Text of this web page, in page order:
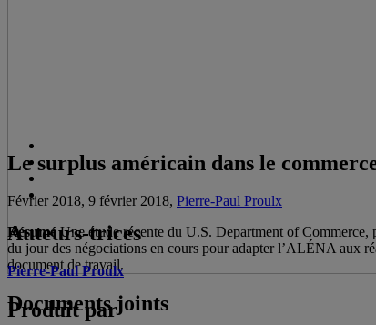
Le surplus américain dans le
Février 2018, 9 février 2018, Pierre-Paul Proulx
RésuméUne étude récente du U.S. Department of Commerce,
du jour des négociations en cours pour adapter l’ALÉNA aux
document de travail.
Documents joints
Auteurs-trices
Pierre-Paul Proulx
Produit par